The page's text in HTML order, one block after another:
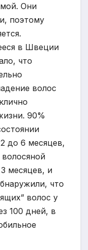
Они
поэтому
в Швеции
что
волос
90%
до 6 месяцев,
месяцев, и
что
волос у
100 дней, в